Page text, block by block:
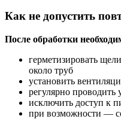
Как не допустить
После обработки
герметизировать
около труб
установить
регулярно проводить
исключить доступ к
при возможности —